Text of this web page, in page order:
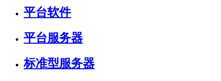
平台软件
平台服务器
标准型服务器